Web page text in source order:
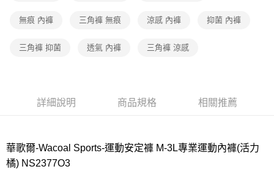
每筆NT$80，滿NT$1,000(含以上)免運費
無痕 內褲 三角褲 無痕 涼感 內褲 抑菌 內褲
三角褲 抑菌 透氣 內褲 三角褲 涼感
詳細說明 商品規格 相關推薦
華歌爾-Wacoal Sports-運動安定褲 M-3L專業運動內褲(活力
橘) NS2377O3